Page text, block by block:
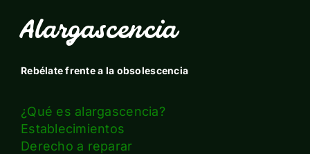
Alargascencia
Rebélate frente a la obsolescencia
¿Qué es alargascencia?
Establecimientos
Derecho a reparar